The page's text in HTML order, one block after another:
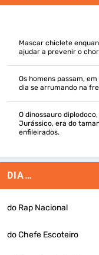
Mascar chiclete
ajudar a prevenir o
Os homens passam,
dia se arrumando na
O dinossauro
Jurássico, era do
enfileirados.
DIA…
do Rap Nacional
do Chefe Escoteiro